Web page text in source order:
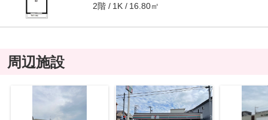
2階 1K 16.80㎡
周辺施設